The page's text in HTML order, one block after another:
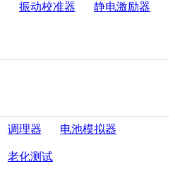
振动校准器 静电激励器
调理器 电池模拟器
老化测试